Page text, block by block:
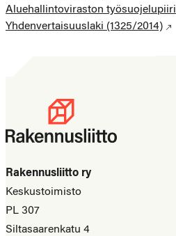
Aluehallintoviraston työsuojelupiiri
Yhdenvertaisuuslaki (1325/2014)
Rakennusliitto ry
Keskustoimisto
PL 307
Siltasaarenkatu 4